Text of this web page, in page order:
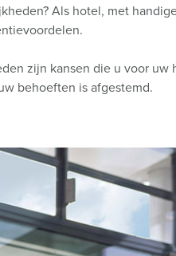
Als hotel, met
zijn kansen die u voor uw
behoeften is afgestemd.